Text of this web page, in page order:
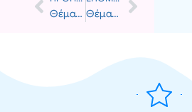
Prev Θέματα εξετάσεων Sorbonne C1 2021 Θέματα εξετάσεων Sorbonne C2 2022 Next